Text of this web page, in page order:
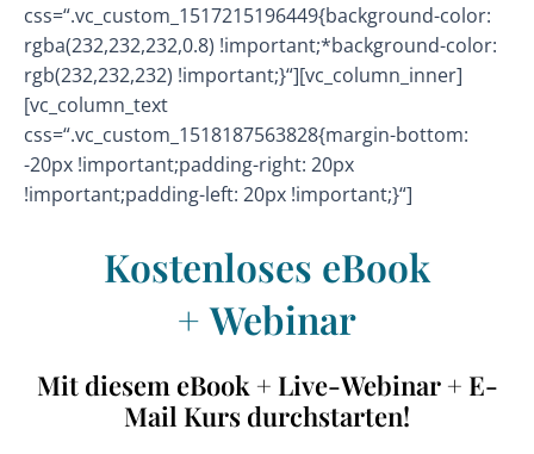
css=“.vc_custom_1517215196449{background-color:
rgba(232,232,232,0.8) !important;*background-color:
rgb(232,232,232) !important;}“][vc_column_inner]
[vc_column_text
css=“.vc_custom_1518187563828{margin-bottom:
-20px !important;padding-right: 20px
!important;padding-left: 20px !important;}“]
Kostenloses eBook
+ Webinar
Mit diesem eBook + Live-Webinar + E-
Mail Kurs durchstarten!